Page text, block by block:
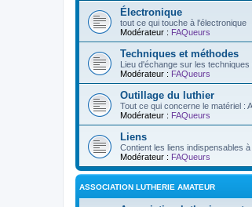
Électronique
tout ce qui touche à l'électronique
Modérateur : FAQueurs
Techniques et méthodes
Lieu d'échange sur les
Modérateur : FAQueurs
Outillage du luthier
Tout ce qui concerne le matériel :
Modérateur : FAQueurs
Liens
Contient les liens indispensables
Modérateur : FAQueurs
ASSOCIATION LUTHERIE AMATEUR